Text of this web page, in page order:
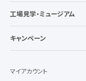
工場見学・ミュージアム
キャンペーン
マイアカウント